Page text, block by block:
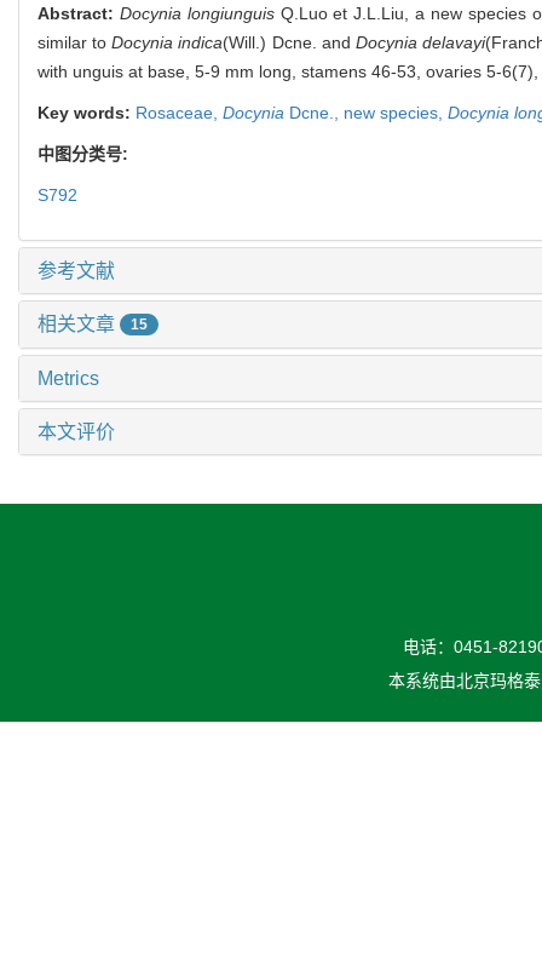
Abstract: Docynia longiunguisQ.Luo et J.L.Liu, a new species
similar toDocynia indica(Will.) Dcne. and Docynia delavayi
with unguis at base, 5-9 mm long, stamens 46-53, ovaries 5-
Key words: Rosaceae, Docynia Dcne., new species, Docynia
中图分类号:
S792
参考文献
相关文章 15
Metrics
本文评价
电话：0451-
本系统由北京玛格